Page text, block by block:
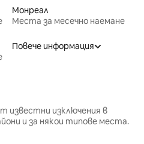
Монреал
Места за месечно наемане
Повече информация
известни изключения в
и за някои типове места.